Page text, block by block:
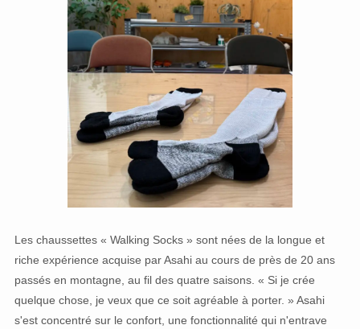
Les chaussettes « Walking Socks » sont nées de la longue et
riche expérience acquise par Asahi au cours de près de 20 ans
passés en montagne, au fil des quatre saisons. « Si je crée
quelque chose, je veux que ce soit agréable à porter. » Asahi
s'est concentré sur le confort, une fonctionnalité qui n'entrave